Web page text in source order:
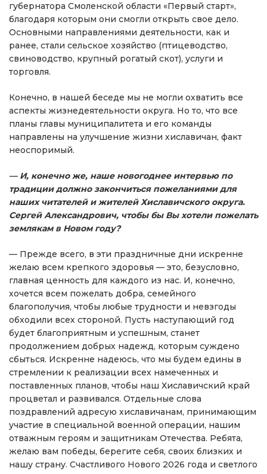
губернатора Смоленской области «Первый старт»,
благодаря которым они смогли открыть свое дело.
Основными направлениями деятельности, как и
ранее, стали сельское хозяйство (птицеводство,
свиноводство, крупный рогатый скот), услуги и
торговля.
Конечно, в нашей беседе мы не могли охватить все
аспекты жизнедеятельности округа. Но то, что все
планы главы муниципалитета и его команды
направлены на улучшение жизни хиславичан, факт
неоспоримый.
— И, конечно же, наше новогоднее интервью по
традиции должно закончиться пожеланиями для
наших читателей и жителей Хиславичского округа.
Сергей Александрович, чтобы бы Вы хотели пожелать
землякам в Новом году?
— Прежде всего, в эти праздничные дни искренне
желаю всем крепкого здоровья — это, безусловно,
главная ценность для каждого из нас. И, конечно,
хочется всем пожелать добра, семейного
благополучия, чтобы любые трудности и невзгоды
обходили всех стороной. Пусть наступающий год
будет благоприятным и успешным, станет
продолжением добрых надежд, которым суждено
сбыться. Искренне надеюсь, что мы будем едины в
стремлении к реализации всех намеченных и
поставленных планов, чтобы наш Хиславичский край
процветал и развивался. Отдельные слова
поздравлений адресую хиславичанам, принимающим
участие в специальной военной операции, нашим
отважным героям и защитникам Отечества. Ребята,
желаю вам победы, берегите себя, своих близких и
нашу страну. Счастливого Нового 2026 года и светлого